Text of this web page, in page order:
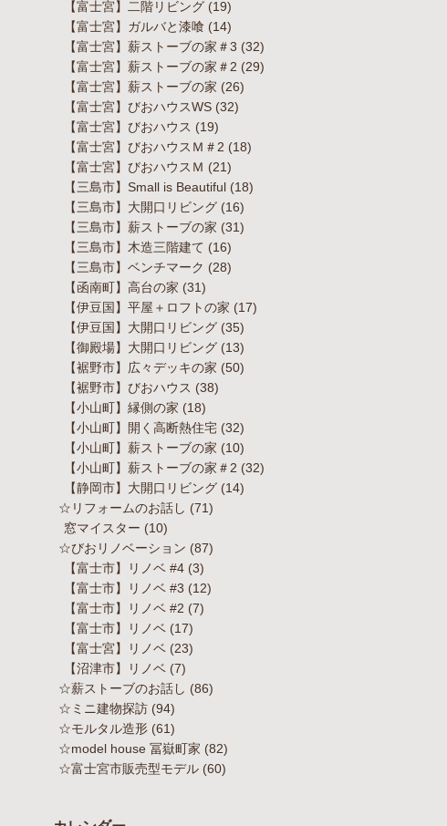
【富士宮】二階リビング (19)
【富士宮】ガルバと漆喰 (14)
【富士宮】薪ストーブの家＃3 (32)
【富士宮】薪ストーブの家＃2 (29)
【富士宮】薪ストーブの家 (26)
【富士宮】びおハウスWS (32)
【富士宮】びおハウス (19)
【富士宮】びおハウスＭ＃2 (18)
【富士宮】びおハウスＭ (21)
【三島市】Small is Beautiful (18)
【三島市】大開口リビング (16)
【三島市】薪ストーブの家 (31)
【三島市】木造三階建て (16)
【三島市】ベンチマーク (28)
【函南町】高台の家 (31)
【伊豆国】平屋＋ロフトの家 (17)
【伊豆国】大開口リビング (35)
【御殿場】大開口リビング (13)
【裾野市】広々デッキの家 (50)
【裾野市】びおハウス (38)
【小山町】縁側の家 (18)
【小山町】開く高断熱住宅 (32)
【小山町】薪ストーブの家 (10)
【小山町】薪ストーブの家＃2 (32)
【静岡市】大開口リビング (14)
☆リフォームのお話し (71)
窓マイスター (10)
☆びおリノベーション (87)
【富士市】リノベ #4 (3)
【富士市】リノベ #3 (12)
【富士市】リノベ #2 (7)
【富士市】リノベ (17)
【富士宮】リノベ (23)
【沼津市】リノベ (7)
☆薪ストーブのお話し (86)
☆ミニ建物探訪 (94)
☆モルタル造形 (61)
☆model house 冨嶽町家 (82)
☆富士宮市販売型モデル (60)